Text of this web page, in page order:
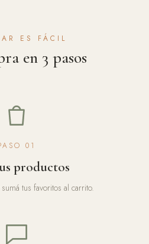
ES FÁCIL
en 3 pasos
01
productos
tus favoritos al carrito.